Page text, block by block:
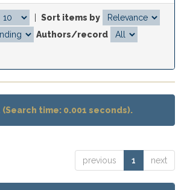
Sort items by
Authors/record
(Search time: 0.001 seconds).
previous 1 next